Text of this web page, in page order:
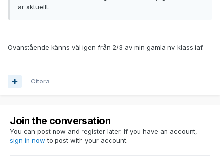
är aktuellt.
Ovanstående känns väl igen från 2/3 av min gamla nv-klass iaf.
Citera
Join the conversation
You can post now and register later. If you have an account,
sign in now to post with your account.